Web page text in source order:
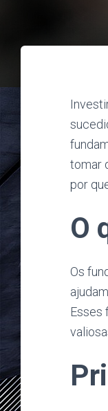
tomar
por
O
Os
Esses